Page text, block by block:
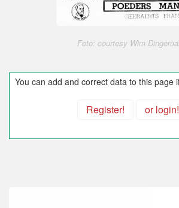
Foto: courtesy Wim
You can add and correct data to this page
Register! or login!